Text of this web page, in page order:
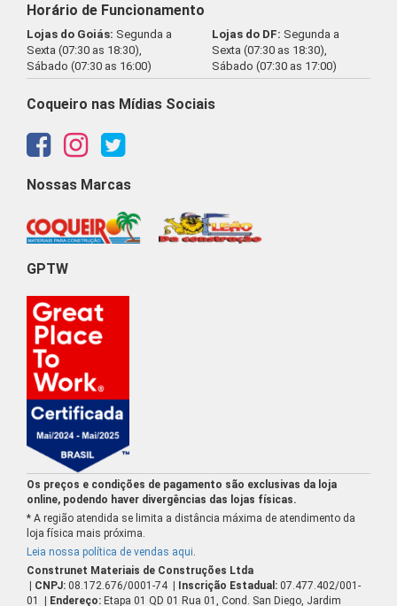
Horário de Funcionamento
Lojas do Goiás: Segunda a
Sexta (07:30 as 18:30),
Sábado (07:30 as 16:00)
Lojas do DF: Segunda a
Sexta (07:30 as 18:30),
Sábado (07:30 as 17:00)
Coqueiro nas Mídias Sociais
Nossas Marcas
GPTW
Os preços e condições de pagamento são exclusivas da loja
online, podendo haver divergências das lojas físicas.
* A região atendida se limita a distância máxima de atendimento da
loja física mais próxima.
Leia nossa política de vendas aqui
Construnet Materiais de Construções Ltda
| CNPJ: 08.172.676/0001-74 | Inscrição Estadual: 07.477.402/001-
01
| Endereço: Etapa 01 QD 01 Rua 01, Cond. San Diego, Jardim